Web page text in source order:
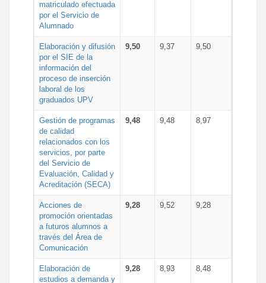
matriculado efectuada
por el Servicio de
Alumnado
Elaboración y difusión
por el SIE de la
información del
proceso de inserción
laboral de los
graduados UPV
9,50 9,37 9,50
Gestión de programas
de calidad
relacionados con los
servicios, por parte
del Servicio de
Evaluación, Calidad y
Acreditación (SECA)
9,48 9,48 8,97
Acciones de
promoción orientadas
a futuros alumnos a
través del Área de
Comunicación
9,28 9,52 9,28
Elaboración de
estudios a demanda y
9,28 8,93 8,48